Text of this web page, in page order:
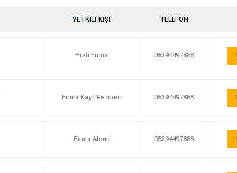
YETKİLİ KİŞİ TELEFON
Hızlı Firma 05394497888
Firma Kayıt Rehberi 05394497888
Firma Alemi 05394497888